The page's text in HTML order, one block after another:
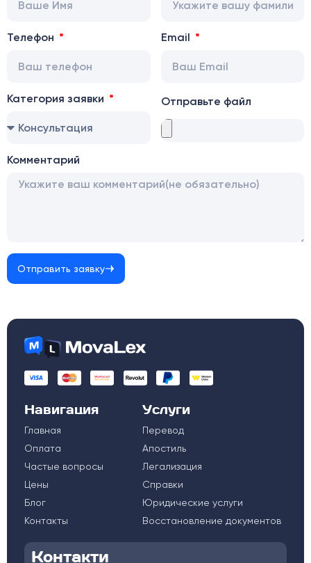
Телефон Email
Категория заявки Отправьте файл
Комментарий
Отправить заявку
Навигация
Главная
Оплата
Частые вопросы
Цены
Блог
Контакты
Услуги
Перевод
Апостиль
Легализация
Справки
Юридические услуги
Восстановление документов
Контакти